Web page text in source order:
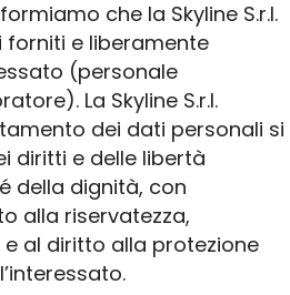
che la Skyline S.r.l.
e liberamente
(personale
La Skyline S.r.l.
dei dati personali si
diritti e delle libertà
della dignità, con
alla riservatezza,
e al diritto alla protezione